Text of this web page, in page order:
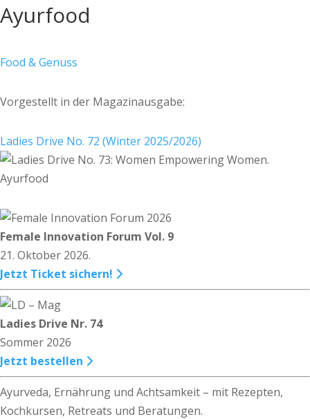
Ayurfood
Food & Genuss
Vorgestellt in der Magazinausgabe:
Ladies Drive No. 72 (Winter 2025/2026)
Female Innovation Forum Vol. 9
21. Oktober 2026.
Jetzt Ticket sichern!
Ladies Drive Nr. 74
Sommer 2026
Jetzt bestellen
Ayurveda, Ernährung und Achtsamkeit – mit Rezepten,
Kochkursen, Retreats und Beratungen.